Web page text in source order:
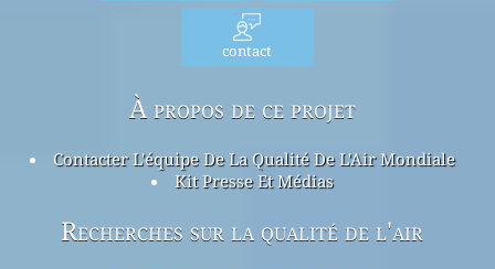
contact
À propos de ce projet
Contacter L'équipe De La Qualité De L'Air Mondiale
Kit Presse Et Médias
Recherches sur la qualité de l'air